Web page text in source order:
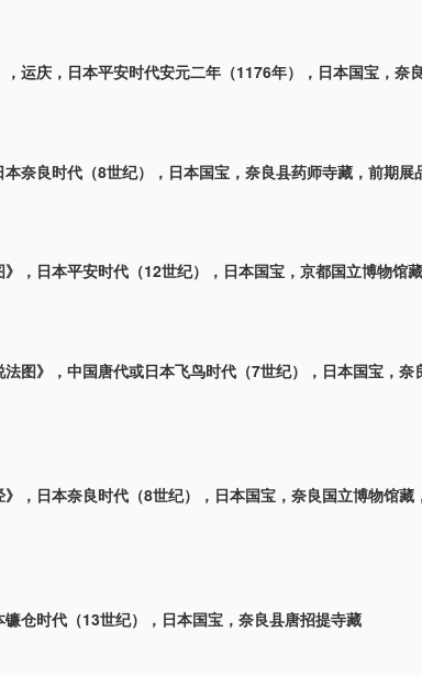
，运庆，日本平安时代安元二年（1176年），日本国宝，奈
本奈良时代（8世纪），日本国宝，奈良县药师寺藏，前期展
》，日本平安时代（12世纪），日本国宝，京都国立博物馆
法图》，中国唐代或日本飞鸟时代（7世纪），日本国宝，奈
》，日本奈良时代（8世纪），日本国宝，奈良国立博物馆藏
仓时代（13世纪），日本国宝，奈良县唐招提寺藏